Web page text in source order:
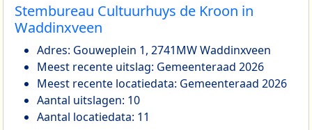
Stembureau Cultuurhuys de Kroon in
Waddinxveen
Adres: Gouweplein 1, 2741MW Waddinxveen
Meest recente uitslag: Gemeenteraad 2026
Meest recente locatiedata: Gemeenteraad 2026
Aantal uitslagen: 10
Aantal locatiedata: 11